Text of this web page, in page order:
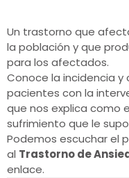
Un trastorno que
la población y que
para los afectados.
Conoce la incidencia
pacientes con la
que nos explica como
sufrimiento que le
Podemos escuchar el
al Trastorno de
enlace.